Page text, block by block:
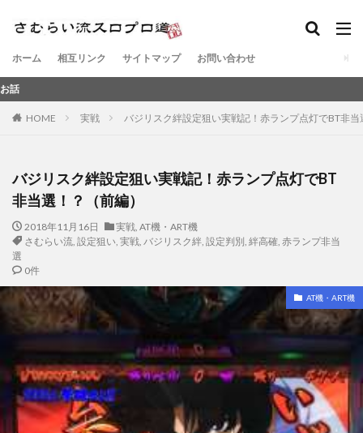
ホーム 相互リンク サイトマップ お問い合わせ
HOME 実戦 バジリスク絆設定狙い実戦記！赤ランプ点灯でBT非
バジリスク絆設定狙い実戦記！赤ランプ点灯でBT
非当選！？（前編）
2018年11月16日 実戦, AT機・ART機
さむらい流, 設定狙い, 実戦, バジリスク絆, 設定判別, 絆高確, 赤ランプ非当
選
0件
AT機・ART機